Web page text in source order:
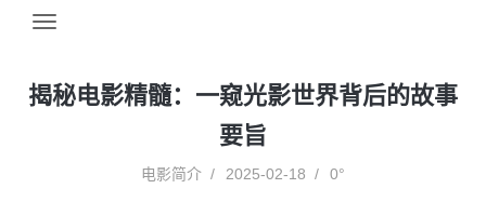
揭秘电影精髓：一窥光影世界背后的故事
要旨
电影简介 2025-02-18 0°